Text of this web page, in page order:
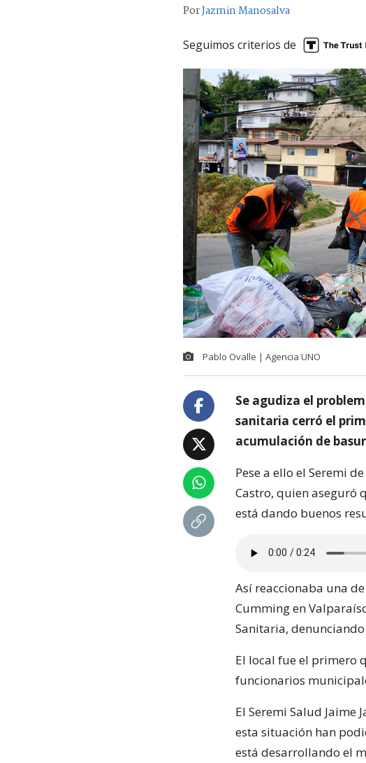
PorJazmin Manosalva
Seguimos criterios de
Pablo Ovalle | Agencia UNO
Se agudiza el
sanitaria cerró el
acumulación de
Pese a ello el Seremi
Castro, quien aseguró
está dando buenos
Así reaccionaba una
Cumming en
Sanitaria,
El local fue el primero
funcionarios
El Seremi Salud Jaime
esta situación han
está desarrollando el